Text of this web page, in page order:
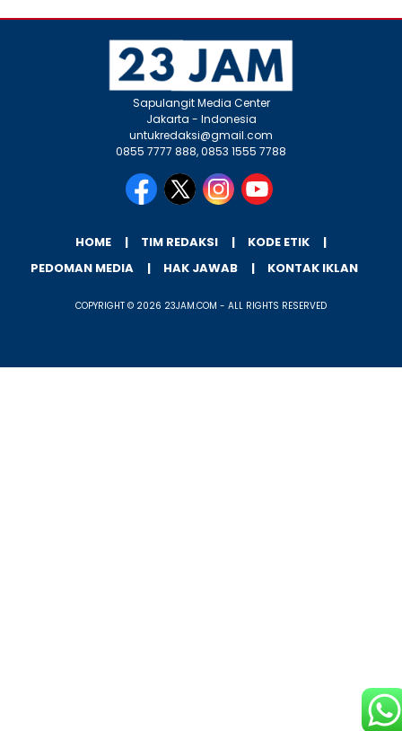
Sapulangit Media Center
Jakarta - Indonesia
untukredaksi@gmail.com
0855 7777 888, 0853 1555 7788
HOME TIM REDAKSI
KODE ETIK
PEDOMAN MEDIA
HAK JAWAB KONTAK IKLAN
COPYRIGHT © 2026 23JAM.COM - ALL RIGHTS RESERVED